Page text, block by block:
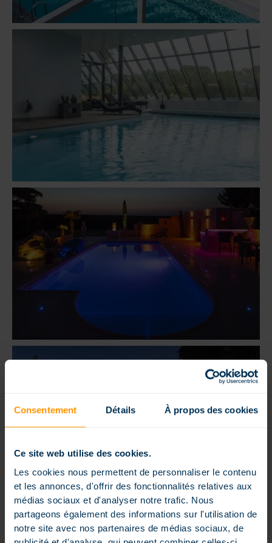
Consentement Détails À propos des cookies
Ce site web utilise des cookies.
Les cookies nous permettent de personnaliser le contenu
et les annonces, d'offrir des fonctionnalités relatives aux
médias sociaux et d'analyser notre trafic. Nous
partageons également des informations sur l'utilisation de
notre site avec nos partenaires de médias sociaux, de